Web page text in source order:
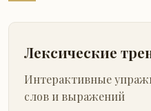
Лексические
Интерактивные
слов и выражений